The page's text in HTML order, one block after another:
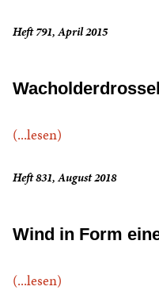
Heft 791, April 2015
(...lesen)
Heft 831, August 2018
Wind in Form
(...lesen)